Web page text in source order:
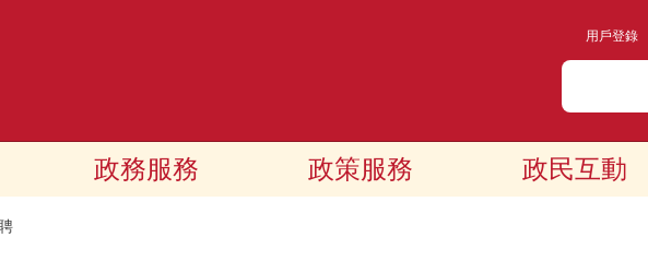
用戶登錄
政務服務 政策服務 政民互動